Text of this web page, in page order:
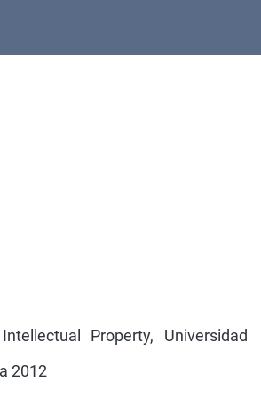
Property, Universidad
2012